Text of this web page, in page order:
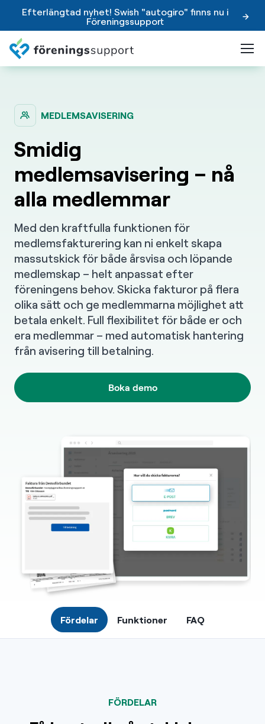
Efterlängtad nyhet! Swish "autogiro" finns nu i
Föreningssupport
MEDLEMSAVISERING
Smidig
medlemsavisering – nå
alla medlemmar
Med den kraftfulla funktionen för
medlemsfakturering kan ni enkelt skapa
massutskick för både årsvisa och löpande
medlemskap – helt anpassat efter
föreningens behov. Skicka fakturor på flera
olika sätt och ge medlemmarna möjlighet att
betala enkelt. Full flexibilitet för både er och
era medlemmar – med automatisk hantering
från avisering till betalning.
Boka demo
Fördelar Funktioner FAQ
FÖRDELAR